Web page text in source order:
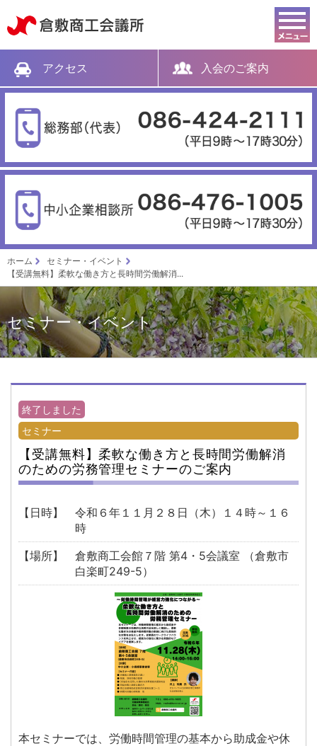
アクセス 入会のご案内
ホーム
セミナー・イベント
【受講無料】柔軟な働き方と長時間労働解消...
セミナー・イベント
終了しました
セミナー
【受講無料】柔軟な働き方と長時間労働解消
のための労務管理セミナーのご案内
【日時】
令和６年１１月２８日（木）１４時～１６
時
【場所】
倉敷商工会館７階 第4・5会議室 （倉敷市
白楽町249-5）
本セミナーでは、労働時間管理の基本から助成金や休